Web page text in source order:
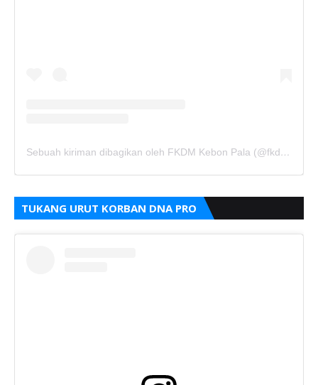
Sebuah kiriman dibagikan oleh FKDM Kebon Pala (@fkdm_kebonpala)
TUKANG URUT KORBAN DNA PRO